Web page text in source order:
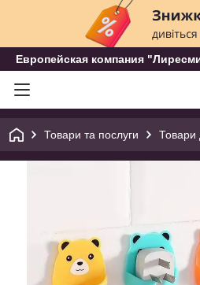
Европейская компания
Товари та послуги Товари